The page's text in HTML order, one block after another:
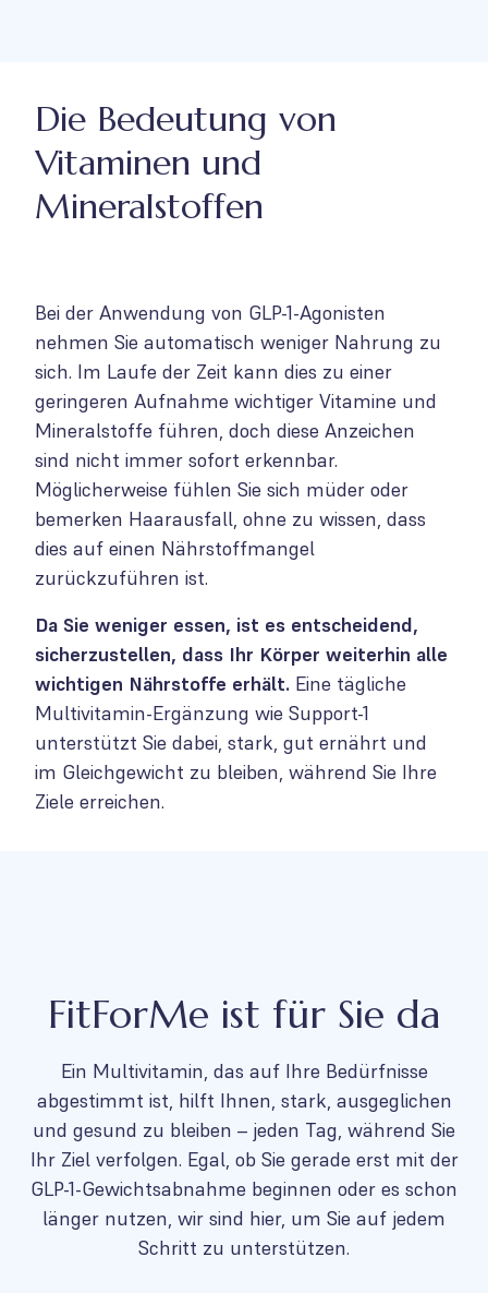
Die Bedeutung von
Vitaminen und
Mineralstoffen
Bei der Anwendung von GLP-1-Agonisten
nehmen Sie automatisch weniger Nahrung zu
sich. Im Laufe der Zeit kann dies zu einer
geringeren Aufnahme wichtiger Vitamine und
Mineralstoffe führen, doch diese Anzeichen
sind nicht immer sofort erkennbar.
Möglicherweise fühlen Sie sich müder oder
bemerken Haarausfall, ohne zu wissen, dass
dies auf einen Nährstoffmangel
zurückzuführen ist.
Da Sie weniger essen, ist es entscheidend,
sicherzustellen, dass Ihr Körper weiterhin alle
wichtigen Nährstoffe erhält. Eine tägliche
Multivitamin-Ergänzung wie Support-1
unterstützt Sie dabei, stark, gut ernährt und
im Gleichgewicht zu bleiben, während Sie Ihre
Ziele erreichen.
FitForMe ist für Sie da
Ein Multivitamin, das auf Ihre Bedürfnisse
abgestimmt ist, hilft Ihnen, stark, ausgeglichen
und gesund zu bleiben – jeden Tag, während Sie
Ihr Ziel verfolgen. Egal, ob Sie gerade erst mit der
GLP-1-Gewichtsabnahme beginnen oder es schon
länger nutzen, wir sind hier, um Sie auf jedem
Schritt zu unterstützen.